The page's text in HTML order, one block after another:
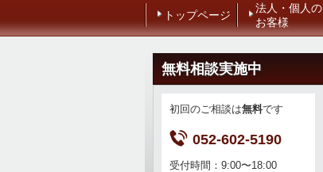
トップページ
法人・個人の
お客様
無料相談実施中
初回のご相談は無料です
052-602-5190
受付時間：9:00〜18:00